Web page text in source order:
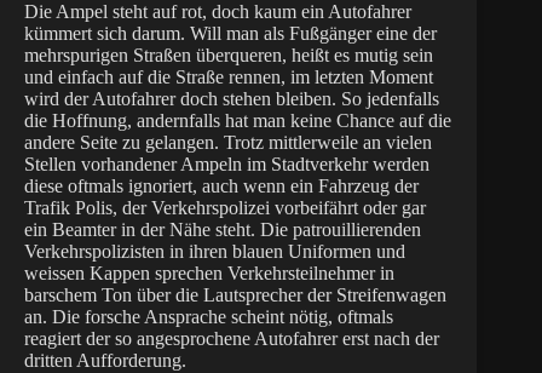
Die Ampel steht auf rot, doch kaum ein Autofahrer
kümmert sich darum. Will man als Fußgänger eine der
mehrspurigen Straßen überqueren, heißt es mutig sein
und einfach auf die Straße rennen, im letzten Moment
wird der Autofahrer doch stehen bleiben. So jedenfalls
die Hoffnung, andernfalls hat man keine Chance auf die
andere Seite zu gelangen. Trotz mittlerweile an vielen
Stellen vorhandener Ampeln im Stadtverkehr werden
diese oftmals ignoriert, auch wenn ein Fahrzeug der
Trafik Polis, der Verkehrspolizei vorbeifährt oder gar
ein Beamter in der Nähe steht. Die patrouillierenden
Verkehrspolizisten in ihren blauen Uniformen und
weissen Kappen sprechen Verkehrsteilnehmer in
barschem Ton über die Lautsprecher der Streifenwagen
an. Die forsche Ansprache scheint nötig, oftmals
reagiert der so angesprochene Autofahrer erst nach der
dritten Aufforderung.